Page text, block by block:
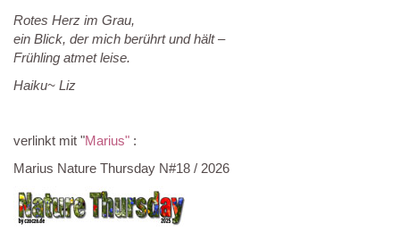
Rotes Herz im Grau,
ein Blick, der mich berührt und hält –
Frühling atmet leise.
Haiku~ Liz
verlinkt mit "Marius" :
Marius Nature Thursday N#18 / 2026